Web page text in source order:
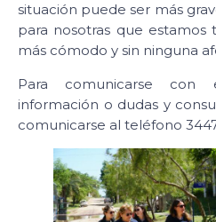
situación puede ser más
para nosotras que estamos
más cómodo y sin ninguna
Para comunicarse
información o dudas y
comunicarse al teléfono